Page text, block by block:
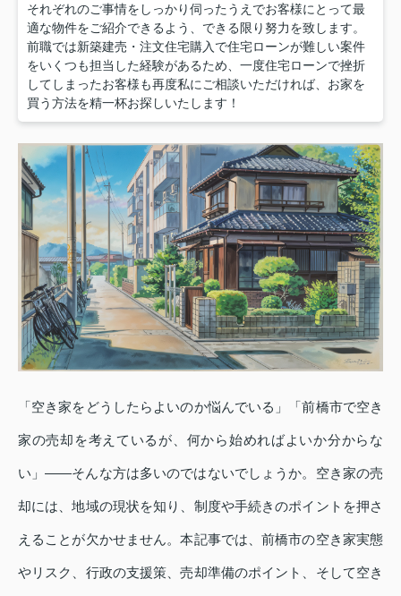
それぞれのご事情をしっかり伺ったうえでお客様にとって最
適な物件をご紹介できるよう、できる限り努力を致します。
前職では新築建売・注文住宅購入で住宅ローンが難しい案件
をいくつも担当した経験があるため、一度住宅ローンで挫折
してしまったお客様も再度私にご相談いただければ、お家を
買う方法を精一杯お探しいたします！
「空き家をどうしたらよいのか悩んでいる」「前橋市で空き
家の売却を考えているが、何から始めればよいか分からな
い」――そんな方は多いのではないでしょうか。空き家の売
却には、地域の現状を知り、制度や手続きのポイントを押さ
えることが欠かせません。本記事では、前橋市の空き家実態
やリスク、行政の支援策、売却準備のポイント、そして空き